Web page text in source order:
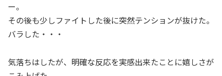
ー。
その後も少しファイトした後に突然テンションが抜けた。
バラした・・・
気落ちはしたが、明確な反応を実感出来たことに嬉しさが